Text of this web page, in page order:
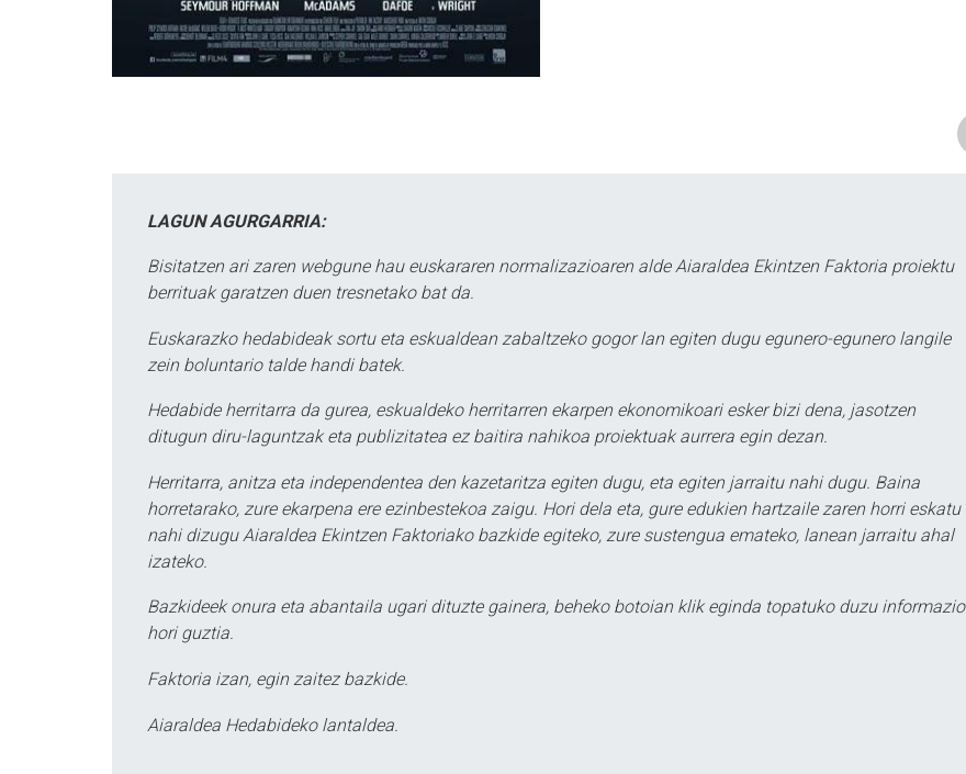
LAGUN AGURGARRIA:
Bisitatzen ari zaren webgune hau euskararen normalizazioaren alde Aiaraldea Ekintzen Faktoria proiektu
berrituak garatzen duen tresnetako bat da.
Euskarazko hedabideak sortu eta eskualdean zabaltzeko gogor lan egiten dugu egunero-egunero langile
zein boluntario talde handi batek.
Hedabide herritarra da gurea, eskualdeko herritarren ekarpen ekonomikoari esker bizi dena, jasotzen
ditugun diru-laguntzak eta publizitatea ez baitira nahikoa proiektuak aurrera egin dezan.
Herritarra, anitza eta independentea den kazetaritza egiten dugu, eta egiten jarraitu nahi dugu. Baina
horretarako, zure ekarpena ere ezinbestekoa zaigu. Hori dela eta, gure edukien hartzaile zaren horri eskatu
nahi dizugu Aiaraldea Ekintzen Faktoriako bazkide egiteko, zure sustengua emateko, lanean jarraitu ahal
izateko.
Bazkideek onura eta abantaila ugari dituzte gainera, beheko botoian klik eginda topatuko duzu informazio
hori guztia.
Faktoria izan, egin zaitez bazkide.
Aiaraldea Hedabideko lantaldea.